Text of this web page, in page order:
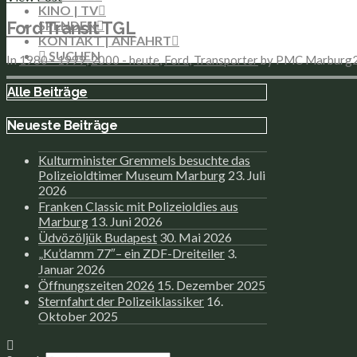
KINO | TV
SPENDEN
KONTAKT | ANFAHRT
Ford Transit TGL
In1980 - 1999,2000 - heute,Ford,Transporterby PMC Marburg
Alle Beiträge
Neueste Beiträge
Kulturminister Gremmels besuchte das
Polizeioldtimer Museum Marburg 23. Juli
2026
Franken Classic mit Polizeioldies aus
Marburg 13. Juni 2026
Üdvözöljük Budapest 30. Mai 2026
„Ku’damm 77″– ein ZDF-Dreiteiler 3.
Januar 2026
Öffnungszeiten 2026 15. Dezember 2025
Sternfahrt der Polizeiklassiker 16.
Oktober 2025